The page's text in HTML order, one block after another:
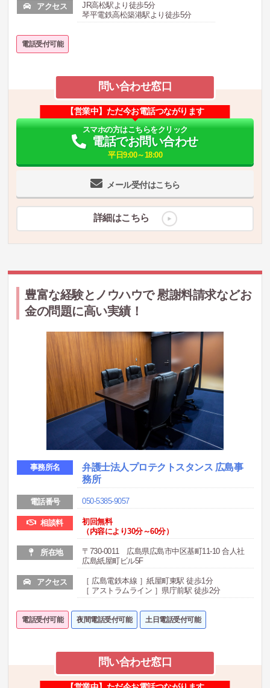
アクセス
JR高松駅より徒歩5分
琴平電鉄高松築港駅より徒歩5分
電話受付可能
問い合わせ窓口
メール受付はこちら
【営業中】ただ今お電話つながります
スマホの方はこちらをクリック
電話でお問い合わせ
平日9:00～18:00
詳細はこちら
豊富な経験とノウハウで 慰謝料請求などお
金の問題に高い実績！
事務所名
弁護士法人プロテクトスタンス 広島事
務所
電話番号 050-5385-9057
相談料
初回無料
（内容により30分～60分）
所在地
〒730-0011 広島県広島市中区基町11-10 合人社
広島紙屋町ビル5F
アクセス
［ 広島電鉄本線 ］紙屋町東駅 徒歩1分
［ アストラムライン ］県庁前駅 徒歩2分
電話受付可能 夜間電話受付可能 土日電話受付可能
問い合わせ窓口